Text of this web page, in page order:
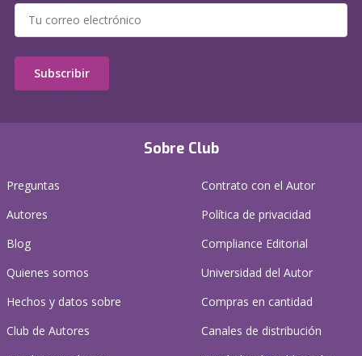
Sobre Club
Preguntas
Autores
Blog
Quienes somos
Hechos y datos sobre
Club de Autores
Contrato con el Autor
Política de privacidad
Compliance Editorial
Universidad del Autor
Compras en cantidad
Canales de distribución
Subscribir